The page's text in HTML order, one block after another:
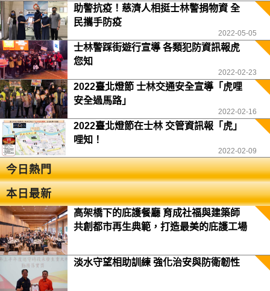
助警抗疫！慈濟人相挺士林警捐物資 全
民攜手防疫
2022-05-05
士林警踩街遊行宣導 各類犯防資訊報虎
您知
2022-02-23
2022臺北燈節 士林交通安全宣導「虎哩
安全過馬路」
2022-02-16
2022臺北燈節在士林 交管資訊報「虎」
哩知！
2022-02-09
今日熱門
本日最新
高架橋下的庇護餐廳 育成社福與建築師
共創都市再生典範，打造最美的庇護工場
淡水守望相助訓練 強化治安與防衛韌性